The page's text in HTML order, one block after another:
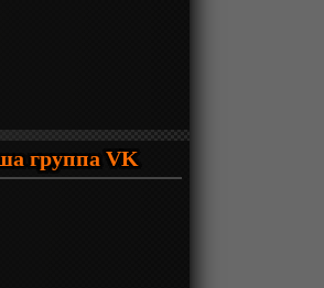
группа VK